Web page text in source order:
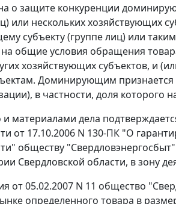
о защите конкуренции
или нескольких хозяйствующих
субъекту (группе лиц) или
общие условия обращения
хозяйствующих субъектов, и
Доминирующим
в частности, доля которого
материалами дела
от 17.10.2006 N 130-ПК "О
обществу
Свердловской области, в зону
от 05.02.2007 N 11 общество
определенного товара в